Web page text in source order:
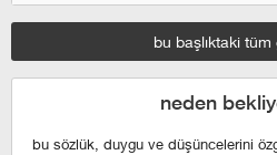
bu başlıktaki
neden
bu sözlük, duygu ve düşüncelerini